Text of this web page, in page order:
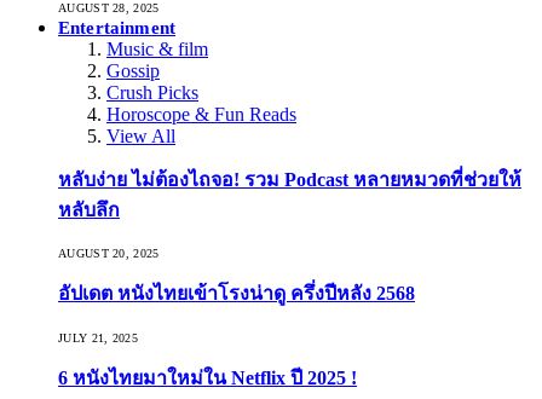
AUGUST 28, 2025
Entertainment
Music & film
Gossip
Crush Picks
Horoscope & Fun Reads
View All
หลับง่าย ไม่ต้องไถจอ! รวม Podcast หลายหมวดที่ช่วยให้
หลับลึก
AUGUST 20, 2025
อัปเดต หนังไทยเข้าโรงน่าดู ครึ่งปีหลัง 2568
JULY 21, 2025
6 หนังไทยมาใหม่ใน Netflix ปี 2025 !